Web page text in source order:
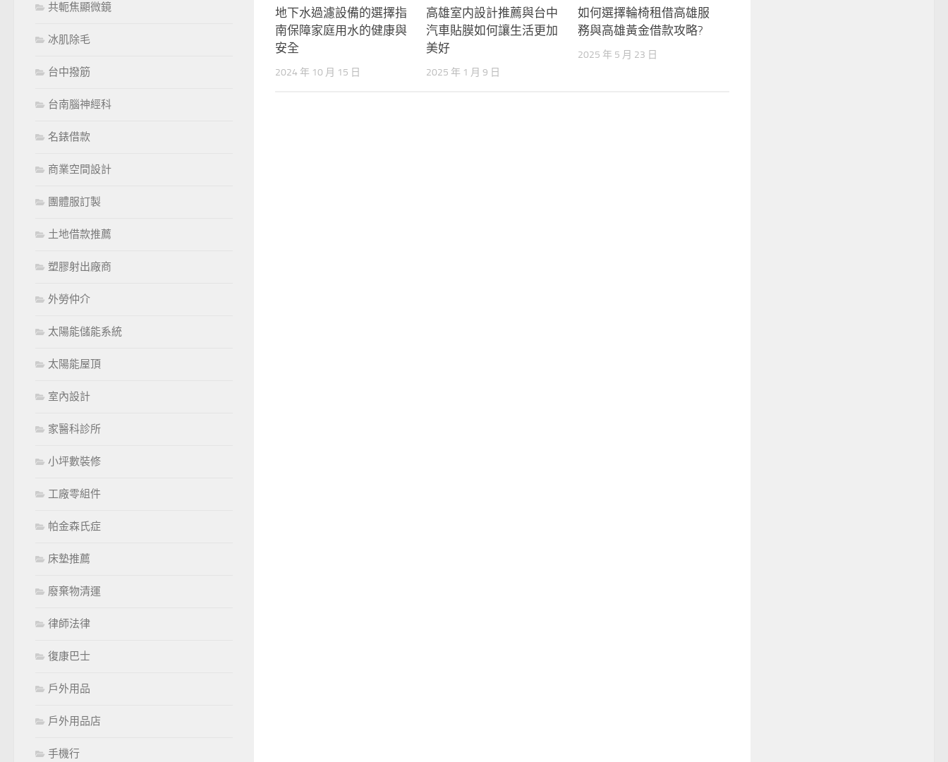
地下水過濾設備的選擇指
南保障家庭用水的健康與
安全
2024 年 10 月 15 日
高雄室内設計推薦與台中
汽車貼膜如何讓生活更加
美好
2025 年 1 月 9 日
如何選擇輪椅租借高雄服
務與高雄黃金借款攻略?
2025 年 5 月 23 日
共軛焦顯微鏡
冰肌除毛
台中撥筋
台南腦神經科
名錶借款
商業空間設計
團體服訂製
土地借款推薦
塑膠射出廠商
外勞仲介
太陽能儲能系統
太陽能屋頂
室內設計
家醫科診所
小坪數裝修
工廠零組件
帕金森氏症
床墊推薦
廢棄物清運
律師法律
復康巴士
戶外用品
戶外用品店
手機行